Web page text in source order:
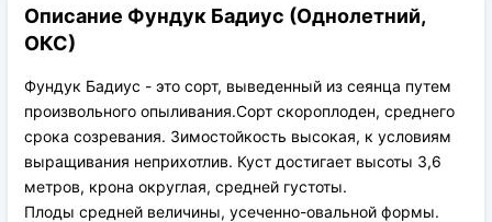
транспортировки вплоть до 14 дней (с учётом
хранения на складе).
На карту приват банка перед отправкой;
По выставленному счёту (реквизитам
юридического лица);
Описание Фундук Бадиус (Однолетний,
ОКС)
Фундук Бадиус - это сорт, выведенный из сеянца путем
произвольного опыливания.Сорт скороплоден, среднего
срока созревания. Зимостойкость высокая, к условиям
выращивания неприхотлив. Куст достигает высоты 3,6
метров, крона округлая, средней густоты.
Плоды средней величины, усеченно-овальной формы.